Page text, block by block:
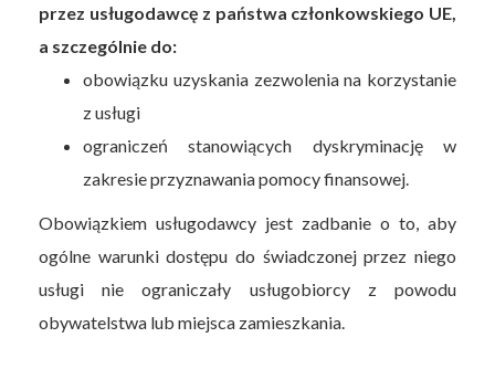
przez usługodawcę z państwa członkowskiego UE,
a szczególnie do:
obowiązku uzyskania zezwolenia na korzystanie
z usługi
ograniczeń stanowiących dyskryminację w
zakresie przyznawania pomocy finansowej.
Obowiązkiem usługodawcy jest zadbanie o to, aby
ogólne warunki dostępu do świadczonej przez niego
usługi nie ograniczały usługobiorcy z powodu
obywatelstwa lub miejsca zamieszkania.